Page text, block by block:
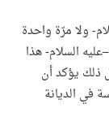
ولا مرّة واحدة
السلام- هذا
ذلك يؤكد أن
في الديانة